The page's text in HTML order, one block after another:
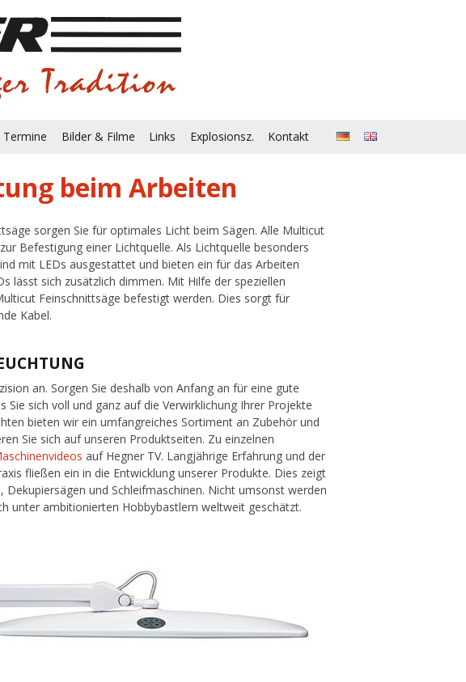
Bilder & Filme Links Explosionsz. Kontakt
beim Arbeiten
sorgen Sie für optimales Licht beim Sägen. Alle Multicut
Befestigung einer Lichtquelle. Als Lichtquelle besonders
mit LEDs ausgestattet und bieten ein für das Arbeiten
lässt sich zusätzlich dimmen. Mit Hilfe der speziellen
Feinschnittsäge befestigt werden. Dies sorgt für
Kabel.
an. Sorgen Sie deshalb von Anfang an für eine gute
sich voll und ganz auf die Verwirklichung Ihrer Projekte
bieten wir ein umfangreiches Sortiment an Zubehör und
Sie sich auf unseren Produktseiten. Zu einzelnen
auf Hegner TV. Langjährige Erfahrung und der
fließen ein in die Entwicklung unserer Produkte. Dies zeigt
und Schleifmaschinen. Nicht umsonst werden
unter ambitionierten Hobbybastlern weltweit geschätzt.